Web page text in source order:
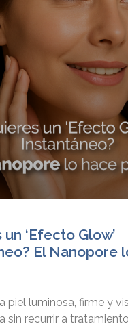
‘Efecto Glow’
El Nanopore
piel luminosa, firme y
sin recurrir a